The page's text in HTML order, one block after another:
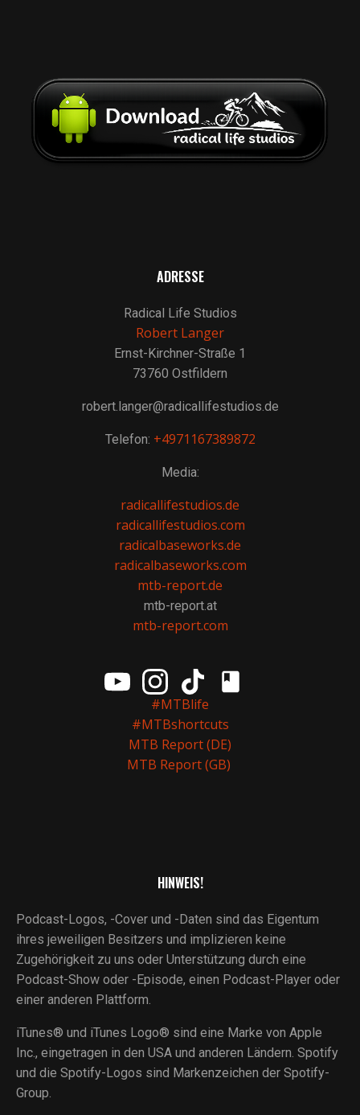
ADRESSE
Radical Life Studios
Robert Langer
Ernst-Kirchner-Straße 1
73760 Ostfildern
robert.langer@radicallifestudios.de
Telefon: +4971167389872
Media:
radicallifestudios.de
radicallifestudios.com
radicalbaseworks.de
radicalbaseworks.com
mtb-report.de
mtb-report.at
mtb-report.com
#MTBlife
#MTBshortcuts
MTB Report (DE)
MTB Report (GB)
HINWEIS!
Podcast-Logos, -Cover und -Daten sind das Eigentum
ihres jeweiligen Besitzers und implizieren keine
Zugehörigkeit zu uns oder Unterstützung durch eine
Podcast-Show oder -Episode, einen Podcast-Player oder
einer anderen Plattform.
iTunes® und iTunes Logo® sind eine Marke von Apple
Inc., eingetragen in den USA und anderen Ländern. Spotify
und die Spotify-Logos sind Markenzeichen der Spotify-
Group.